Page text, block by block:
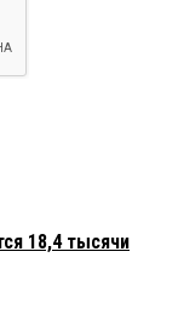
18,4 тысячи